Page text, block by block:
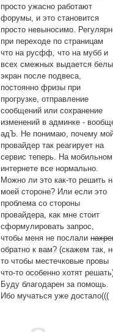
просто ужасно работают
форумы, и это становится
просто невыносимо.
при переходе по страницам
что на русфф, что на мубб и
всех смежных выдается
экран после подвеса,
постоянно фризы при
прогрузке, отправление
сообщений или сохранение
изменений в админке -
адЪ. Не понимаю, почему
провайдер так реагирует на
сервис теперь. На мобильном
интернете все нормально.
Можно ли это как-то решить
моей стороне? Или если это
проблема со стороны
провайдера, как мне стоит
сформулировать запрос,
чтобы меня не послали
обратно к вам? (скажем так,
то чтобы местечковые провы
что-то особенно хотят
Буду благодарен за помощь.
Ибо мучаться уже достало(((